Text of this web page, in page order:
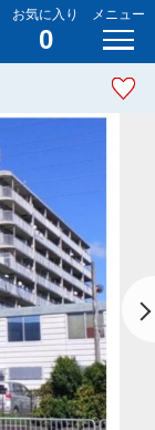
お気に入り
0
メニュー